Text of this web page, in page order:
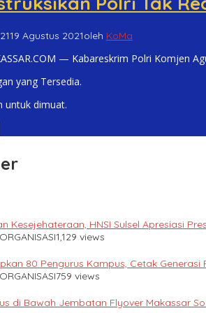
19 Agustus 2021oleh KoMa
— Kabareskrim Polri Komjen
yang Tersedia.
untuk dimuat.
Kesejehateraan, HNSI Sulsel Apresiasi
1,129 views
80 Pengurus Kampus, Cetak Generasi
759 views
di Bawah Jembatan Flyover Makassar